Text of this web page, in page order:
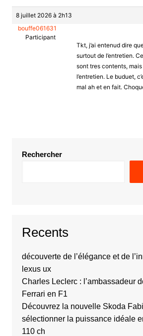
8 juillet 2026 à 2h13
bouffe061631
Participant
Tkt, j’ai entenud dire
surtout de l’entretien.
sont tres contents,
l’entretien. Le buduet,
mal ah et en fait.
Rechercher
Recents
découverte de l’élégance et de
lexus ux
Charles Leclerc : l’ambassadeur
Ferrari en F1
Découvrez la nouvelle Skoda
sélectionner la puissance idéale
110 ch